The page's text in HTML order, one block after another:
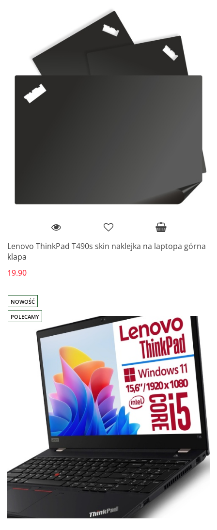
Lenovo ThinkPad T490s skin naklejka na laptopa górna
klapa
19.90
NOWOŚĆ
POLECAMY